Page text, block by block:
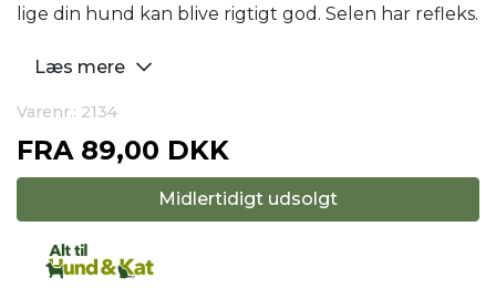
lige din hund kan blive rigtigt god. Selen har refleks.
Læs mere
Varenr.: 2134
FRA 89,00 DKK
Midlertidigt udsolgt